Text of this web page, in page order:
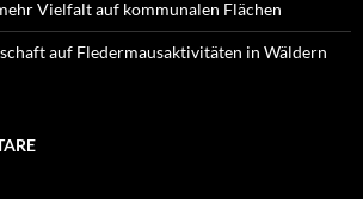
Vielfalt auf kommunalen Flächen
auf Fledermausaktivitäten in Wäldern